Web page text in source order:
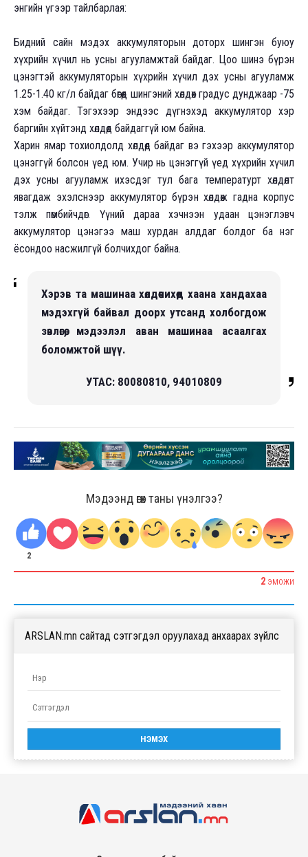
энгийн үгээр тайлбарлая:
Бидний сайн мэдэх аккумуляторын доторх шингэн буюу
хүхрийн хүчил нь усны агууламжтай байдаг. Цоо шинэ бүрэн
цэнэгтэй аккумуляторын хүхрийн хүчил дэх усны агууламж
1.25-1.40 кг/л байдаг бөгөөд шингэний хөлдөх градус дунджаар -75
хэм байдаг. Тэгэхээр эндээс дүгнэхэд аккумулятор хэр
баргийн хүйтэнд хөлдөөд байдаггүй юм байна.
Харин ямар тохиолдолд хөлдөөд байдаг вэ гэхээр аккумулятор
цэнэггүй болсон үед юм. Учир нь цэнэггүй үед хүхрийн хүчил
дэх усны агууламж ихэсдэг тул бага температурт хөлдөлт
явагдаж эхэлснээр аккумулятор бүрэн хөлдөж гадна корпус
тэлж пөмбийчдөг. Үүний дараа хэчнээн удаан цэнэглэвч
аккумулятор цэнэгээ маш хурдан алддаг болдог ба нэг
ёсондоо насжилгүй болчихдог байна.
Хэрэв та машинаа хөлдөөчихөөд хаана хандахаа
мэдэхгүй байвал доорх утсанд холбогдож
зөвлөгөө, мэдээлэл аван машинаа асаалгах
боломжтой шүү.
УТАС: 80080810, 94010809
Мэдээнд өгөх таны үнэлгээ?
2
2 ЭМОЖИ
ARSLAN.mn сайтад сэтгэгдэл оруулахад анхаарах зүйлс